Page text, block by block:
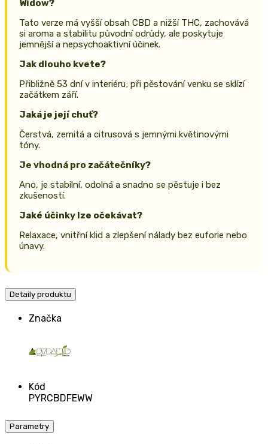
Widow?
Tato verze má vyšší obsah CBD a nižší THC, zachovává
si aroma a stabilitu původní odrůdy, ale poskytuje
jemnější a nepsychoaktivní účinek.
Jak dlouho kvete?
Přibližně 53 dní v interiéru; při pěstování venku se sklízí
začátkem září.
Jaká je její chuť?
Čerstvá, zemitá a citrusová s jemnými květinovými
tóny.
Je vhodná pro začátečníky?
Ano, je stabilní, odolná a snadno se pěstuje i bez
zkušeností.
Jaké účinky lze očekávat?
Relaxace, vnitřní klid a zlepšení nálady bez euforie nebo
únavy.
Detaily produktu
Značka
Kód
PYRCBDFEWW
Parametry